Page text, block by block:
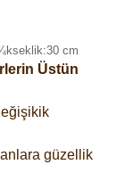
Üstün
güzellik